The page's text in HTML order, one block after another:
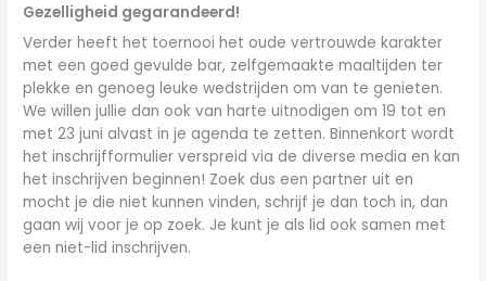
Gezelligheid gegarandeerd!
Verder heeft het toernooi het oude vertrouwde karakter
met een goed gevulde bar, zelfgemaakte maaltijden ter
plekke en genoeg leuke wedstrijden om van te genieten.
We willen jullie dan ook van harte uitnodigen om 19 tot en
met 23 juni alvast in je agenda te zetten. Binnenkort wordt
het inschrijfformulier verspreid via de diverse media en kan
het inschrijven beginnen! Zoek dus een partner uit en
mocht je die niet kunnen vinden, schrijf je dan toch in, dan
gaan wij voor je op zoek. Je kunt je als lid ook samen met
een niet-lid inschrijven.